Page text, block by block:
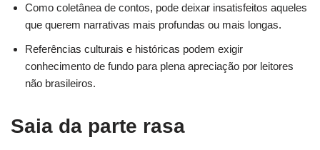
Como coletânea de contos, pode deixar insatisfeitos aqueles
que querem narrativas mais profundas ou mais longas.
Referências culturais e históricas podem exigir
conhecimento de fundo para plena apreciação por leitores
não brasileiros.
Saia da parte rasa